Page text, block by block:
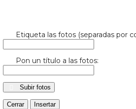
Etiqueta las fotos (separadas por
Pon un título a las fotos:
Subir fotos
Cerrar Insertar